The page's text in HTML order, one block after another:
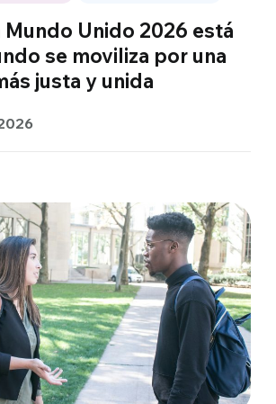
Mundo Unido 2026 está
se moviliza por una
justa y unida